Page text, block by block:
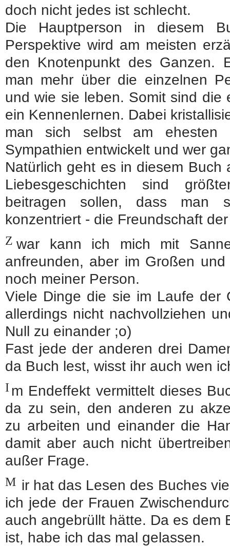
doch nicht jedes ist schlecht.
Die Hauptperson in diesem
Perspektive wird am meisten
den Knotenpunkt des Ganzen.
man mehr über die einzelnen
und wie sie leben. Somit sind die
ein Kennenlernen. Dabei
man sich selbst am ehesten
Sympathien entwickelt und wer
Natürlich geht es in diesem
Liebesgeschichten sind
beitragen sollen, dass man
konzentriert - die Freundschaft
Z war kann ich mich mit
anfreunden, aber im Großen
noch meiner Person.
Viele Dinge die sie im Laufe der
allerdings nicht nachvollziehen
Null zu einander ;o)
Fast jede der anderen drei
da Buch lest, wisst ihr auch wen
I m Endeffekt vermittelt dieses
da zu sein, den anderen zu
zu arbeiten und einander die
damit aber auch nicht
außer Frage.
M ir hat das Lesen des Buches
ich jede der Frauen
auch angebrüllt hätte. Da es dem
ist, habe ich das mal gelassen.